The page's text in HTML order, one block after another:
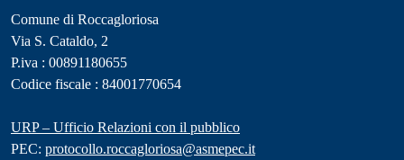
Comune di Roccagloriosa
Via S. Cataldo, 2
P.iva : 00891180655
Codice fiscale : 84001770654
URP – Ufficio Relazioni con il pubblico
PEC: protocollo.roccagloriosa@asmepec.it